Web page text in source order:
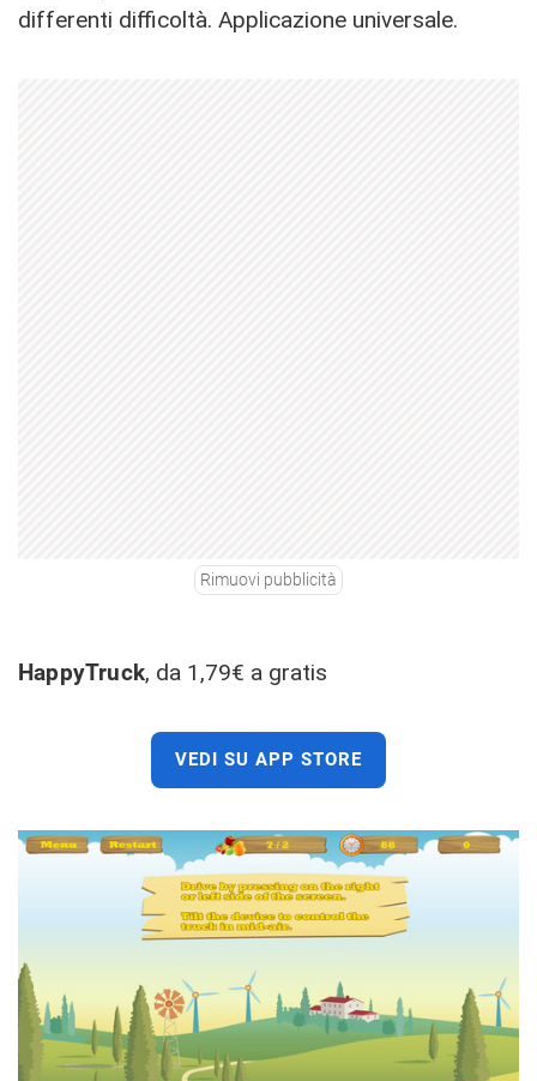
differenti difficoltà. Applicazione universale.
Rimuovi pubblicità
HappyTruck, da 1,79€ a gratis
VEDI SU APP STORE